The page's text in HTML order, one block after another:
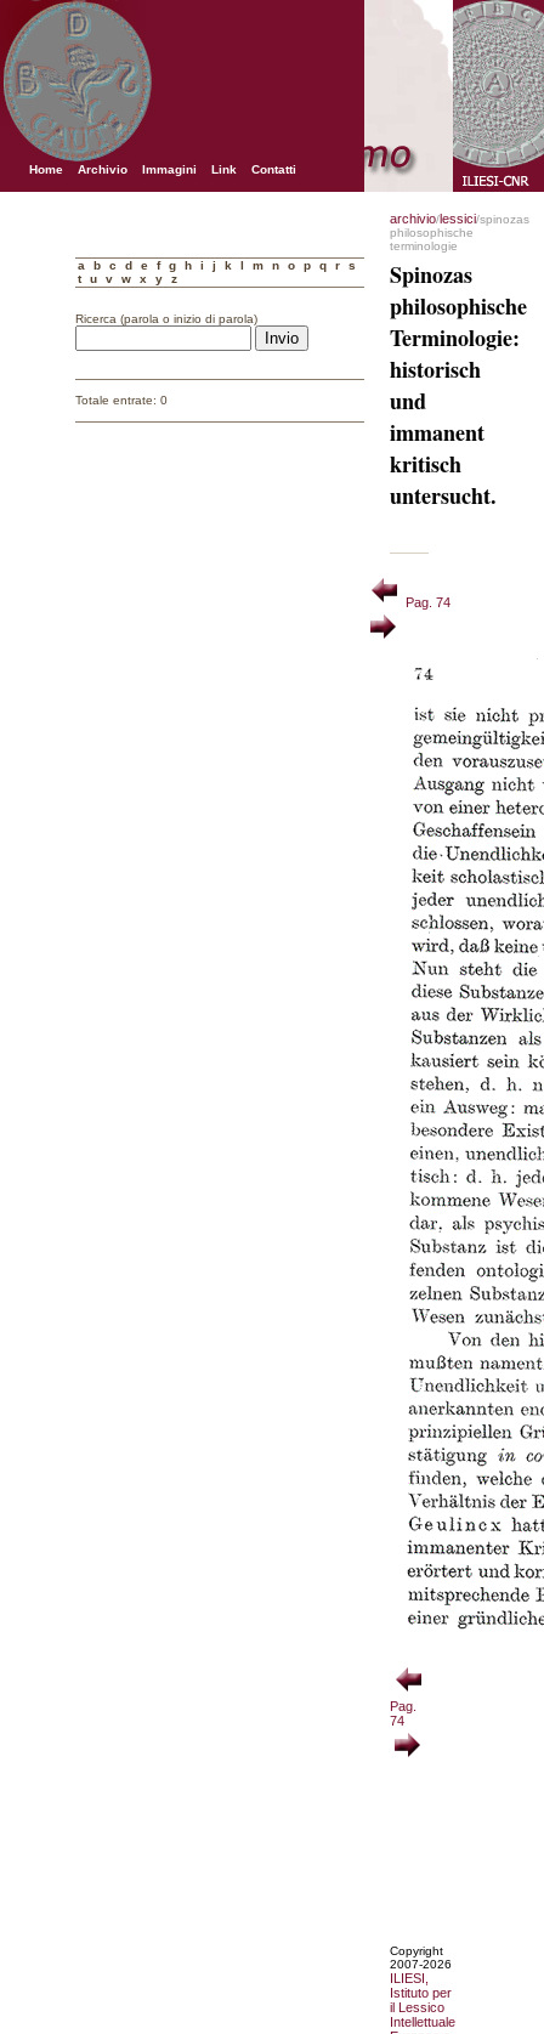
Home Archivio Immagini Link Contatti
a b c d e f g h i j k l m n o p q r
s
t
u v w x y z
Ricerca (parola o inizio di parola)
Totale entrate: 0
archivio/lessici/spinozas
philosophische
terminologie
Spinozas
philosophische
Terminologie:
historisch
und
immanent
kritisch
untersucht.
Pag. 74
Pag.
74
Copyright
2007-2026
ILIESI,
Istituto per
il Lessico
Intellettuale